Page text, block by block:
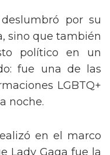
por su
sino que también
político en un
fue una de las
LGBTQ+
noche.
en el marco
Lady Gaga fue la